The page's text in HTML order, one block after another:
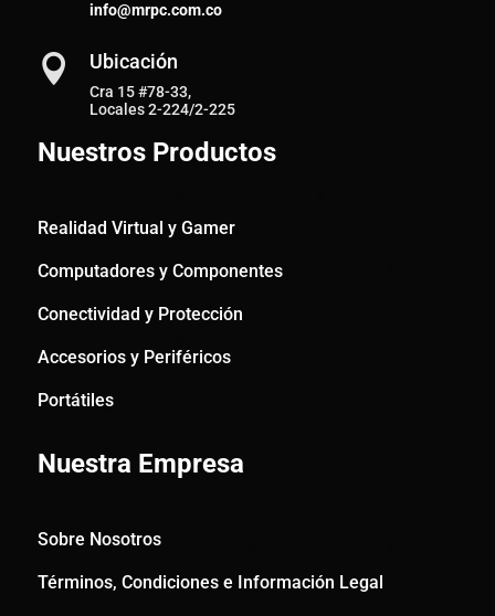
info@mrpc.com.co
 Ubicación
Cra 15 #78-33,
Locales 2-224/2-225
Nuestros Productos
Realidad Virtual y Gamer
Computadores y Componentes
Conectividad y Protección
Accesorios y Periféricos
Portátiles
Nuestra Empresa
Sobre Nosotros
Términos, Condiciones e Información Legal